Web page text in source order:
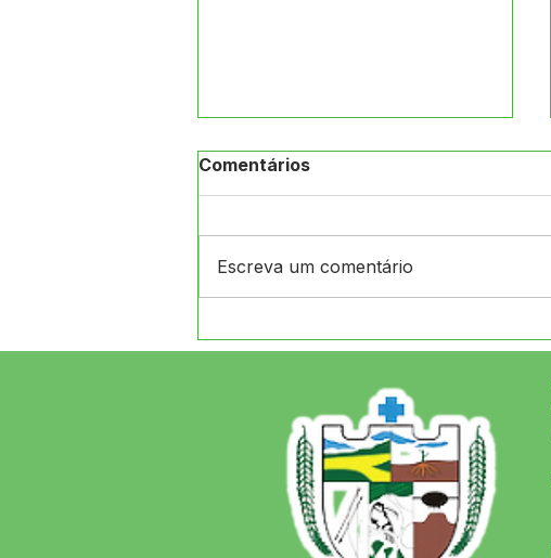
Secretaria de Assistência
Aldeia Arco-Íris, levando
orientações, atividades e
atendimento às famílias
indígenas.
Comentários
Escreva um comentário